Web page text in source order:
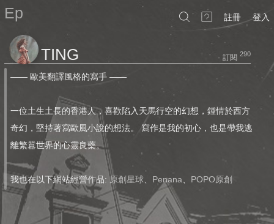
Ep 註冊 登入
TING 訂閱 290
—— 歐美翻譯風格的寫手 ——
一位土生土長的香港人，喜歡陷入天馬行空的幻想，鍾情於西方
奇幻，堅持著寫歐風小說的想法。 寫作是我的初心，也是帶我逃
離繁囂世界的心靈良藥。
我也在以下網站經營作品: 原創星球、 Penana POPO原創